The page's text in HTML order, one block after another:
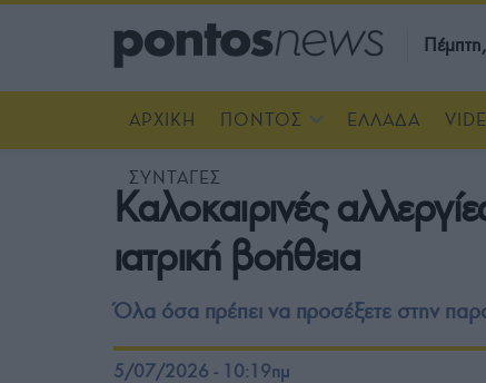
ΑΡΧΙΚΗ ΠΟΝΤΟΣ ΕΛΛΑΔΑ
ΣΥΝΤΑΓΕΣ
Καλοκαιρινές
ιατρική βοήθεια
Όλα όσα πρέπει να προσέξετε στην
5/07/2026 - 10:19πμ